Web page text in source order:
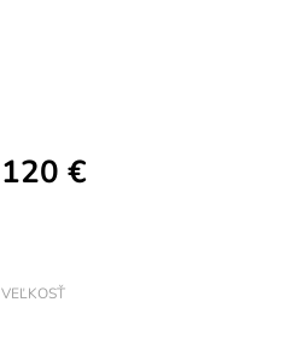
120 €
VEĽKOSŤ